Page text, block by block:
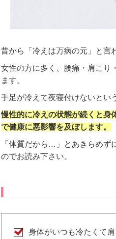
昔から「冷えは万病の元」と言
女性の方に多く、腰痛・肩こり
ます。
手足が冷えて夜寝付けないとい
慢性的に冷えの状態が続くと身
で健康に悪影響を及ぼします。
「体質だから…」とあきらめず
のでお読み下さい。
身体がいつも冷たくて